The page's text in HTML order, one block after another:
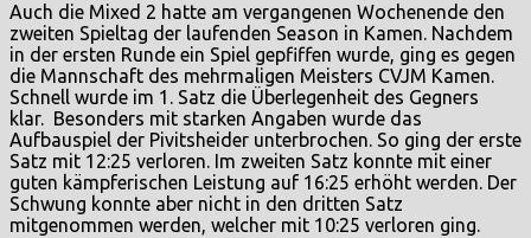
Auch die Mixed 2 hatte am vergangenen Wochenende den
zweiten Spieltag der laufenden Season in Kamen. Nachdem
in der ersten Runde ein Spiel gepfiffen wurde, ging es gegen
die Mannschaft des mehrmaligen Meisters CVJM Kamen.
Schnell wurde im 1. Satz die Überlegenheit des Gegners
klar. Besonders mit starken Angaben wurde das
Aufbauspiel der Pivitsheider unterbrochen. So ging der erste
Satz mit 12:25 verloren. Im zweiten Satz konnte mit einer
guten kämpferischen Leistung auf 16:25 erhöht werden. Der
Schwung konnte aber nicht in den dritten Satz
mitgenommen werden, welcher mit 10:25 verloren ging.